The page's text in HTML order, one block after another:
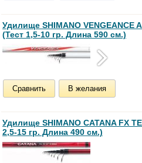
Удилище SHIMANO VENGEANCE
(Тест 1,5-10 гр. Длина 590 см.)
Сравнить В желания
Удилище SHIMANO CATANA FX
2,5-15 гр. Длина 490 см.)